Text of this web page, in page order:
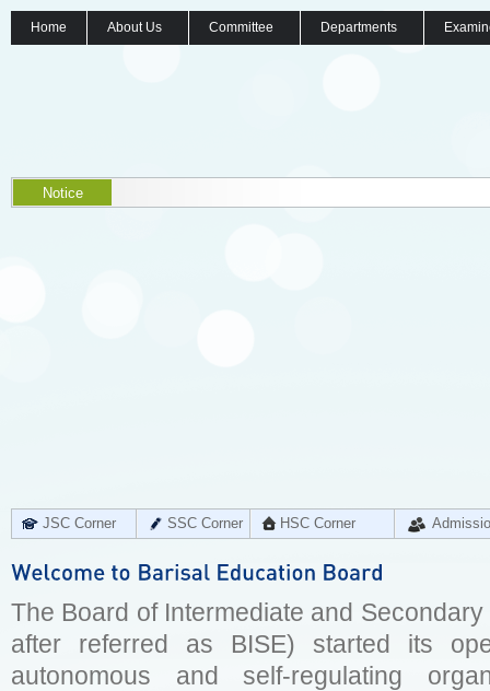
Home About Us Committee Departments
Notice
JSC Corner SSC Corner HSC Corner
The Board of Intermediate and
after referred as BISE) started its
autonomous and self-regulating